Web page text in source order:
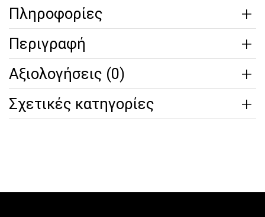
Πληροφορίες
Περιγραφή
Αξιολογήσεις (0)
Σχετικές κατηγορίες